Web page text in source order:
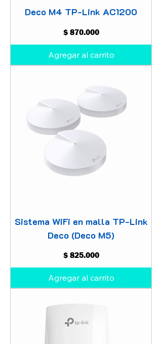
Deco M4 TP-Link AC1200
Precio
$ 870.000
Agregar al carrito
Sistema WiFi en malla TP-Link
Deco (Deco M5)
Precio
$ 825.000
Agregar al carrito